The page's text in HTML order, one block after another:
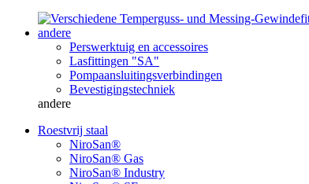
andere
Perswerktuig en accessoires
Lasfittingen "SA"
Pompaansluitingsverbindingen
Bevestigingstechniek
andere
Roestvrij staal
NiroSan®
NiroSan® Gas
NiroSan® Industry